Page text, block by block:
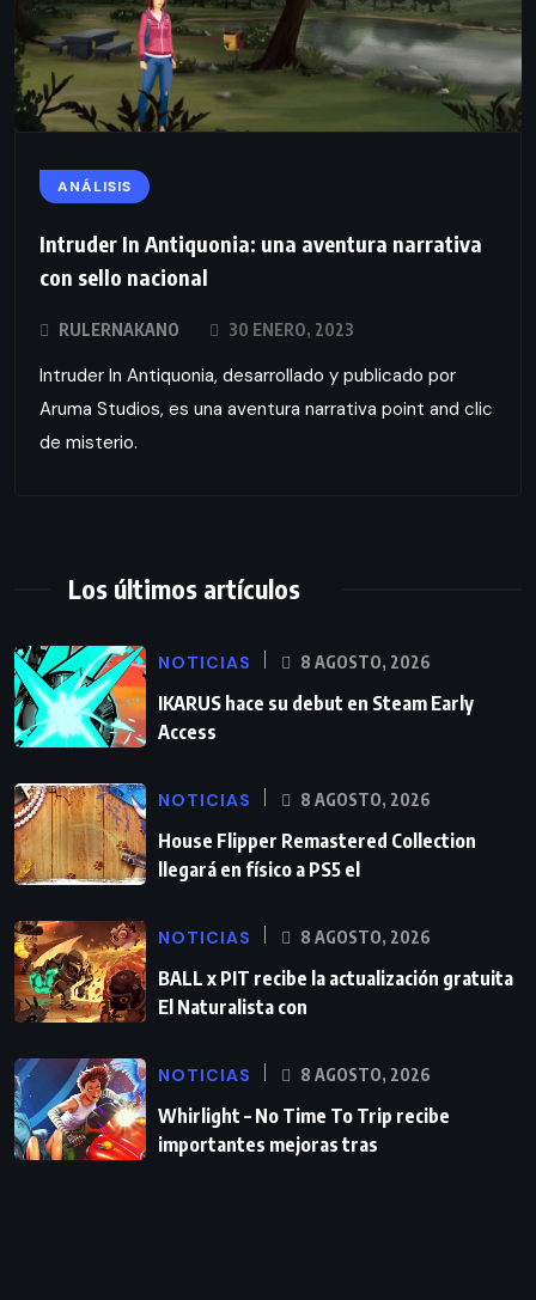
ANÁLISIS
Intruder In Antiquonia: una aventura narrativa
con sello nacional
RULERNAKANO 30 ENERO, 2023
Intruder In Antiquonia, desarrollado y publicado por
Aruma Studios, es una aventura narrativa point and clic
de misterio.
Los últimos artículos
NOTICIAS 8 AGOSTO, 2026
IKARUS hace su debut en Steam Early
Access
NOTICIAS 8 AGOSTO, 2026
House Flipper Remastered Collection
llegará en físico a PS5 el
NOTICIAS 8 AGOSTO, 2026
BALL x PIT recibe la actualización gratuita
El Naturalista con
NOTICIAS 8 AGOSTO, 2026
Whirlight – No Time To Trip recibe
importantes mejoras tras